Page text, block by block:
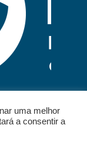
uma melhor
a consentir a